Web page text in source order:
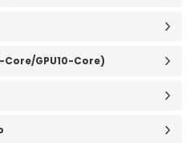
Core/GPU10-Core)